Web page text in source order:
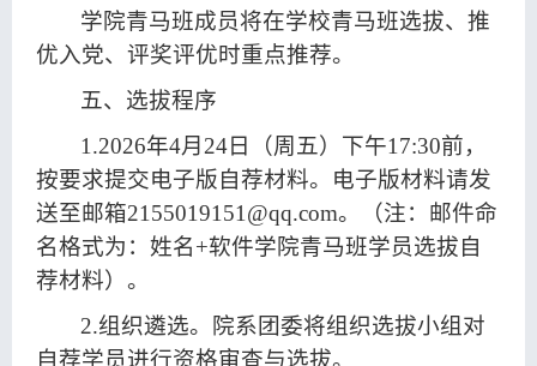
学院青马班成员将在学校青马班选拔、推
优入党、评奖评优时重点推荐。
五、选拔程序
1.2026年4月24日（周五）下午17:30前，
按要求提交电子版自荐材料。电子版材料请发
送至邮箱2155019151@qq.com。（注：邮件命
名格式为：姓名+软件学院青马班学员选拔自
荐材料）。
2.组织遴选。院系团委将组织选拔小组对
自荐学员进行资格审查与选拔。